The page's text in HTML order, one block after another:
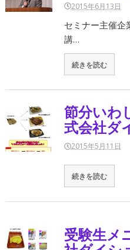
2015年6月13日
セミナー主催
講…
続きを読む
節分いわ
式会社ダ
2015年5月11日
続きを読む
受験生メ